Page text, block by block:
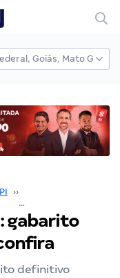
››
gabarito
definitivo